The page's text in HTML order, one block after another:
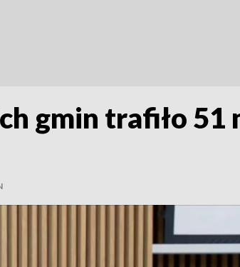
gmin trafiło 51